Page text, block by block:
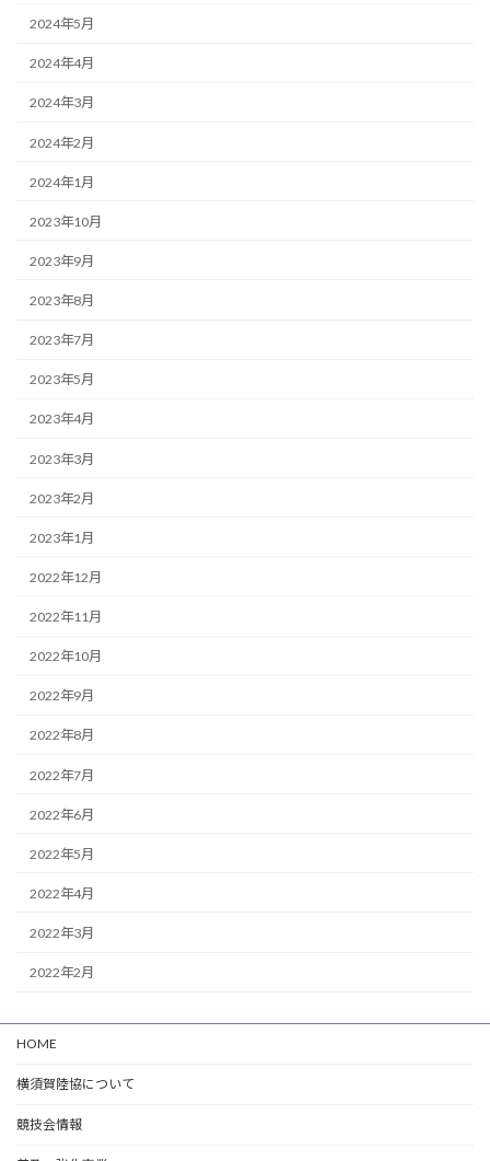
2024年5月
2024年4月
2024年3月
2024年2月
2024年1月
2023年10月
2023年9月
2023年8月
2023年7月
2023年5月
2023年4月
2023年3月
2023年2月
2023年1月
2022年12月
2022年11月
2022年10月
2022年9月
2022年8月
2022年7月
2022年6月
2022年5月
2022年4月
2022年3月
2022年2月
HOME
横須賀陸協について
競技会情報